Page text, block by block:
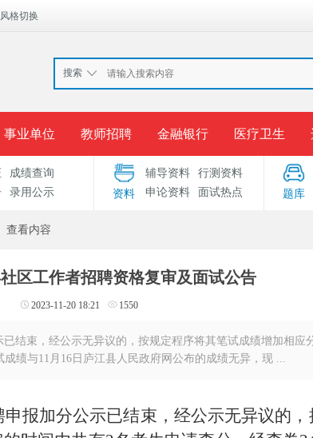
风格切换
搜索
事业单位 教师招聘 金融银行 医疗卫生
指导 准考证打印 成绩查询 录
风采
成绩查询
录用公示 资料
辅导资料
行测资料
申论资料
面试热点 题库
查看内容
区工作者招聘资格复审及面试公告
2023-11-20 18:21 1550
结束，经公示无异议的，按规定程序将其笔试成绩增加相应
绩与11月16日庐江县人民政府网公布的成绩无异，现 ...
报加分公示已结束，经公示无异议的